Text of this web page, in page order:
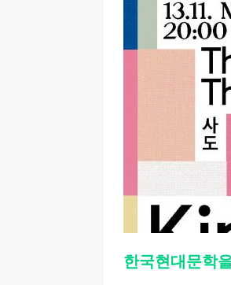
[ 2026-
[ 2026-
[ 2026-
인소식
[ 2026-
[ 2022-
한국현대문학